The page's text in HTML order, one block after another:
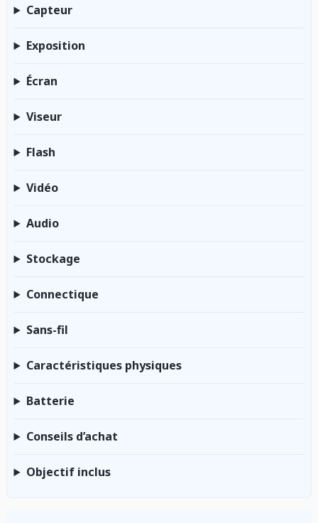
Capteur
Exposition
Écran
Viseur
Flash
Vidéo
Audio
Stockage
Connectique
Sans-fil
Caractéristiques physiques
Batterie
Conseils d’achat
Objectif inclus